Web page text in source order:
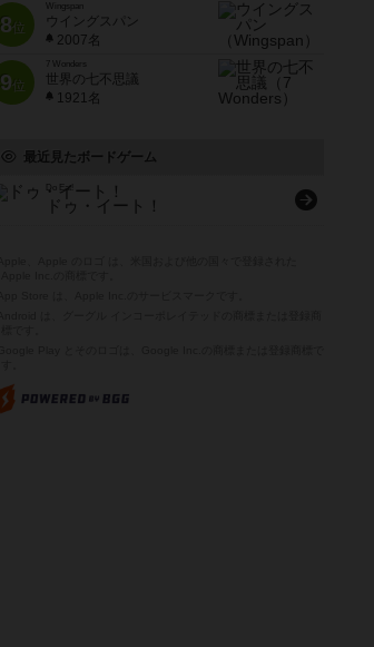
8位
Wingspan
ウイングスパン
2007名
9位
7 Wonders
世界の七不思議
1921名
最近見たボードゲーム
Do Eat!
ドゥ・イート！